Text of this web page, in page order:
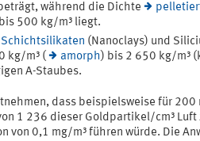
während die Dichte
500 kg/m³ liegt.
Schichtsilikaten (Nanoclays) und
kg/m³ (
amorph) bis 2 650 kg/m³
A-Staubes.
dass beispielsweise für
1 236 dieser Goldpartikel/cm³ Luft
von 0,1 mg/m³ führen würde. Die